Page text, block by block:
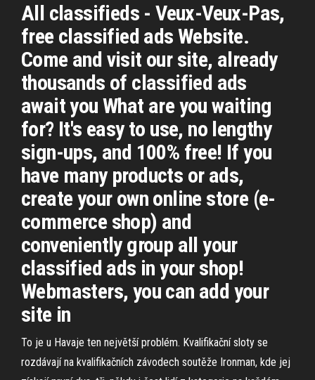
All classifieds - Veux-Veux-Pas,
free classified ads Website.
Come and visit our site, already
thousands of classified ads
await you What are you waiting
for? It's easy to use, no lengthy
sign-ups, and 100% free! If you
have many products or ads,
create your own online store (e-
commerce shop) and
conveniently group all your
classified ads in your shop!
Webmasters, you can add your
site in
To je u Havaje ten největší problém. Kvalifikační sloty se
rozdávají na kvalifikačních závodech soutěže Ironman, kde jej